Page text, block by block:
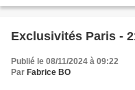
CASABLANCA 13 947
Exclusivités Paris -
Publié le 08/11/2024 à 09:22
Par Fabrice BO